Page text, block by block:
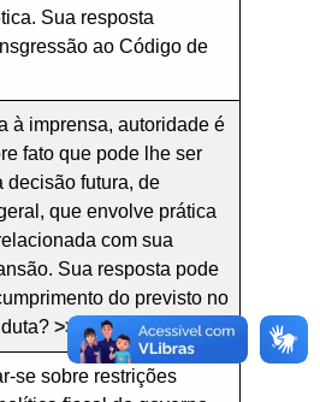
Sua resposta
ao Código de
à imprensa, autoridade é
fato que pode lhe ser
decisão futura, de
que envolve prática
com sua
Sua resposta pode
do previsto no
>>
se sobre restrições